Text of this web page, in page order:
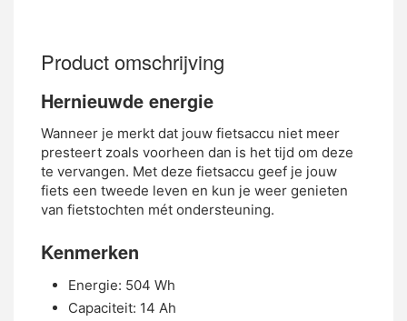
Product omschrijving
Hernieuwde energie
Wanneer je merkt dat jouw fietsaccu niet meer
presteert zoals voorheen dan is het tijd om deze
te vervangen. Met deze fietsaccu geef je jouw
fiets een tweede leven en kun je weer genieten
van fietstochten mét ondersteuning.
Kenmerken
Energie: 504 Wh
Capaciteit: 14 Ah